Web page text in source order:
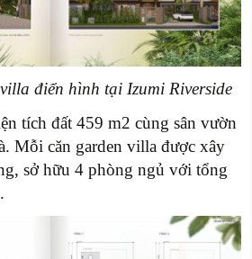
điển hình tại Izumi Riverside
tích đất 459 m2 cùng sân vườn
Mỗi căn garden villa được xây
sở hữu 4 phòng ngủ với tổng